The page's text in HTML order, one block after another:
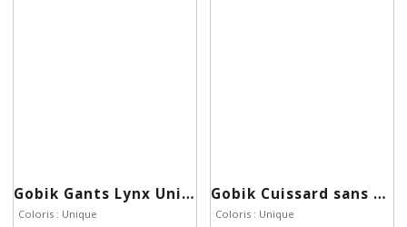
Gobik Gants Lynx Unisex Royal Noir
Coloris : Unique
Gobik Cuissard sans bretelles Limited 6.0
Coloris : Unique